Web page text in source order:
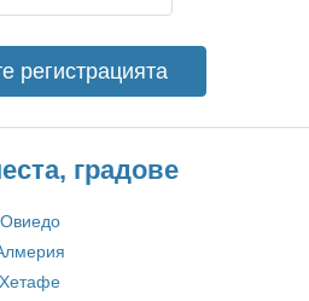
регистрацията
градове
Овиедо
Хетафе